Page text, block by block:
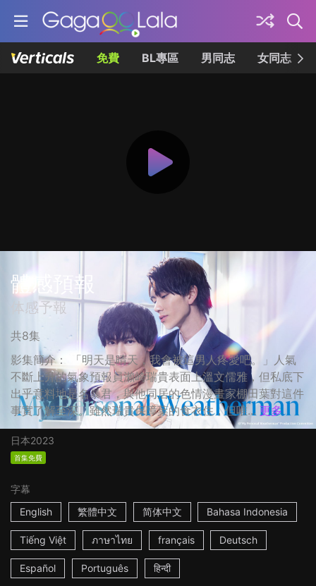
免費 BL專區 男同志 女同志
體感預報
体感予報
共8集
影集簡介： 「明天是晴天，我會被這男人疼愛吧。」人氣
不斷上升的氣象預報員瀨崎瑞貴表面上溫文儒雅，但私底下
出乎意料地是名暴君，與他同居的色情漫畫家棚田葉對這件
事實了解至深。雖然瑞貴保障葉的食衣住，但唯... 更多
日本2023
首集免費
字幕
English
繁體中文 简体中文 Bahasa Indonesia
Tiếng Việt ภาษาไทย français Deutsch
Español Português हिन्दी